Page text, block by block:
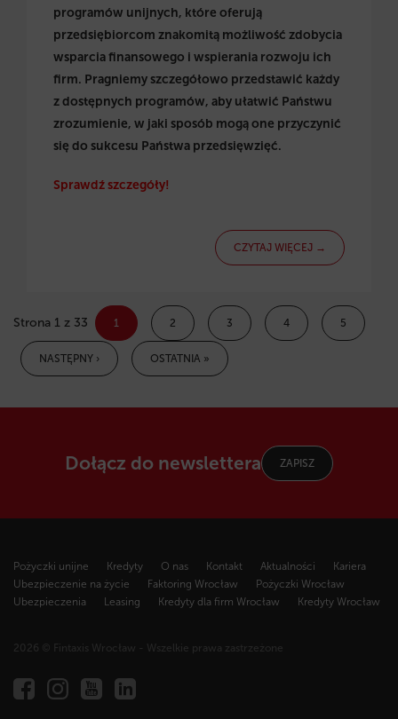
programów unijnych, które oferują
przedsiębiorcom znakomitą możliwość zdobycia
wsparcia finansowego i wspierania rozwoju ich
firm. Pragniemy szczegółowo przedstawić każdy
z dostępnych programów, aby ułatwić Państwu
zrozumienie, w jaki sposób mogą one przyczynić
się do sukcesu Państwa przedsięwzięć.
Sprawdź szczegóły!
CZYTAJ WIĘCEJ →
Strona 1 z 33 1 2 3 4 5
NASTĘPNY › OSTATNIA »
Dołącz do newslettera ZAPISZ
Pożyczki unijne Kredyty O nas Kontakt Aktualności
Kariera
Ubezpieczenie na życie
Faktoring Wrocław
Pożyczki Wrocław
Ubezpieczenia
Leasing Kredyty dla firm Wrocław Kredyty Wrocław
2026 © Fintaxis Wrocław - Wszelkie prawa zastrzeżone